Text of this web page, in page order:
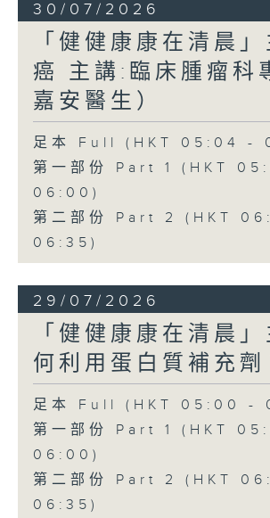
30/07/2026
「健健康康在清晨
癌 主講:臨床腫瘤科
嘉安醫生）
足本 Full (HKT 05:04 -
第一部份 Part 1 (HKT
06:00)
第二部份 Part 2 (HKT
06:35)
29/07/2026
「健健康康在清晨
何利用蛋白質補充劑
足本 Full (HKT 05:00 -
第一部份 Part 1 (HKT
06:00)
第二部份 Part 2 (HKT
06:35)